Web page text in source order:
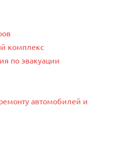
комплекс
по эвакуации
автомобилей и